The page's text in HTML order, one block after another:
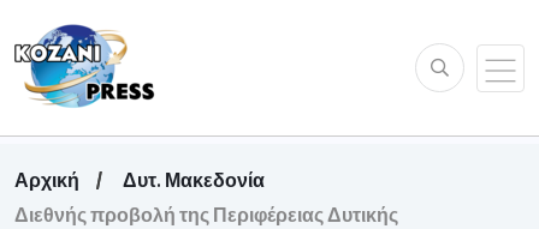
Αρχική
Δυτ. Μακεδονία
Διεθνής προβολή της Περιφέρειας Δυτικής